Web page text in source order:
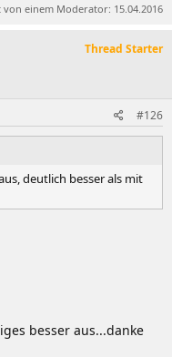
von einem Moderator: 15.04.2016
Thread Starter
#126
deutlich besser als mit
besser aus...danke